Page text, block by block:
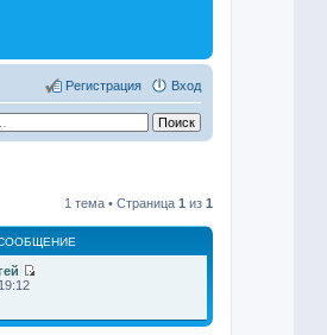
Вход
Регистрация
1 тема • Страница 1 из 1
е